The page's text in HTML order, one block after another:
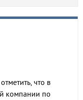
что в
компании по